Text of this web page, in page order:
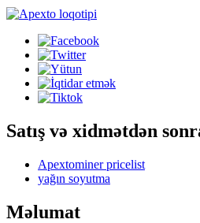
Satış və xidmətdən
Apextominer pricelist
yağın soyutma
Məlumat